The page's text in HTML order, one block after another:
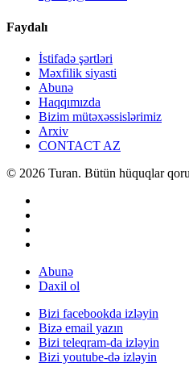
Faydalı
İstifadə şərtləri
Məxfilik siyasti
Abunə
Haqqımızda
Bizim mütəxəssislərimiz
Arxiv
CONTACT AZ
© 2026 Turan. Bütün hüquqlar
Abunə
Daxil ol
Bizi facebookda izləyin
Bizə email yazın
Bizi teleqram-da izləyin
Bizi youtube-də izləyin